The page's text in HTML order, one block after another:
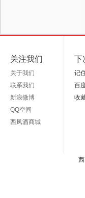
关注我们
关于我们
联系我们
新浪微博
QQ空间
西凤酒商城
下
记
百
收